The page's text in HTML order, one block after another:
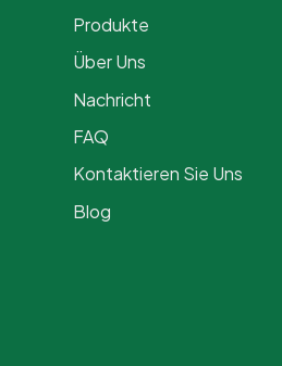
Produkte
Über Uns
Nachricht
FAQ
Kontaktieren Sie Uns
Blog